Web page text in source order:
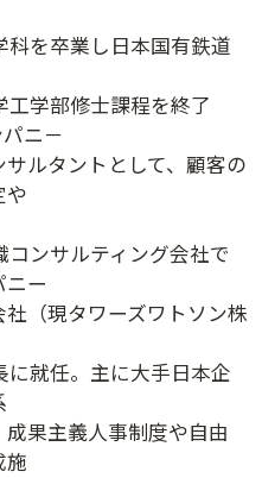
利用の方へ
科を卒業し日本国有鉄道
工学部修士課程を終了
ニ－
ルタントとして、顧客の
や
ンサルティング会社で
ー
（現タワーズワトソン株
に就任。主に大手日本企
果主義人事制度や自由
施
わせ
歴
ご案内
ンロード